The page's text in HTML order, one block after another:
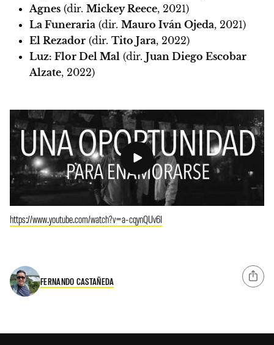
Agnes (dir. Mickey Reece, 2021)
La Funeraria (dir. Mauro Iván Ojeda, 2021)
El Rezador (dir. Tito Jara, 2022)
Luz: Flor Del Mal (dir. Juan Diego Escobar
Alzate, 2022)
https://www.youtube.com/watch?v=a-cqynQUv6I
FERNANDO CASTAÑEDA